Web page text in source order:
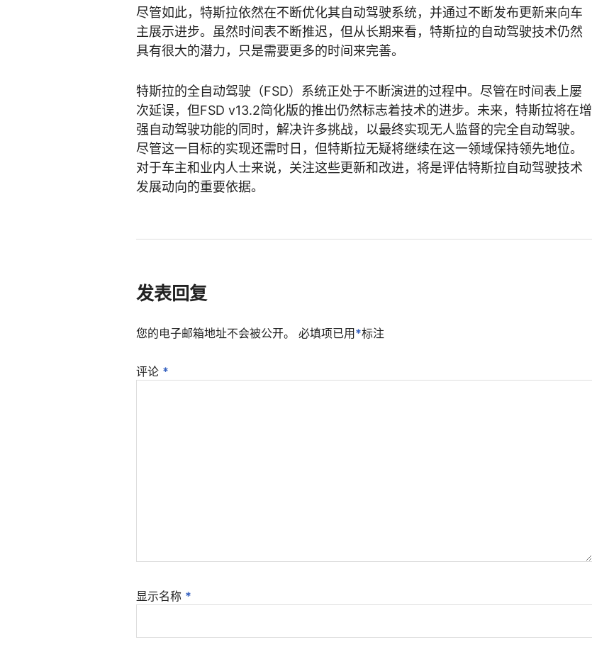
尽管如此，特斯拉依然在不断优化其自动驾驶系统，并通过不断发布更新来向车
主展示进步。虽然时间表不断推迟，但从长期来看，特斯拉的自动驾驶技术仍然
具有很大的潜力，只是需要更多的时间来完善。
特斯拉的全自动驾驶（FSD）系统正处于不断演进的过程中。尽管在时间表上屡
次延误，但FSD v13.2简化版的推出仍然标志着技术的进步。未来，特斯拉将在增
强自动驾驶功能的同时，解决许多挑战，以最终实现无人监督的完全自动驾驶。
尽管这一目标的实现还需时日，但特斯拉无疑将继续在这一领域保持领先地位。
对于车主和业内人士来说，关注这些更新和改进，将是评估特斯拉自动驾驶技术
发展动向的重要依据。
发表回复
您的电子邮箱地址不会被公开。 必填项已用 *标注
评论 *
显示名称 *